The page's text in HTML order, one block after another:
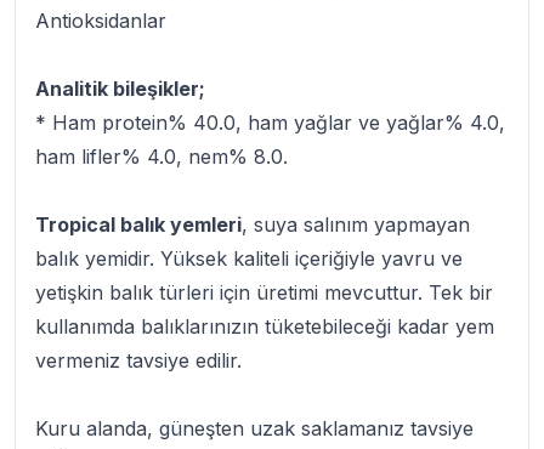
Antioksidanlar
Analitik bileşikler;
* Ham protein% 40.0, ham yağlar ve yağlar% 4.0,
ham lifler% 4.0, nem% 8.0.
Tropical balık yemleri, suya salınım yapmayan
balık yemidir. Yüksek kaliteli içeriğiyle yavru ve
yetişkin balık türleri için üretimi mevcuttur. Tek bir
kullanımda balıklarınızın tüketebileceği kadar yem
vermeniz tavsiye edilir.
Kuru alanda, güneşten uzak saklamanız tavsiye